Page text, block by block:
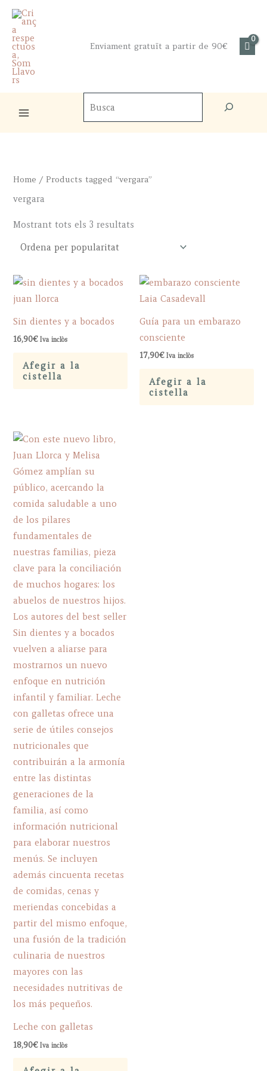
Skip
content
Enviament gratuït a partir de 90€
Home / Products tagged “vergara”
vergara
Mostrant tots els 3 resultats
Sin dientes y a bocados
16,90€ Iva inclòs
Afegir a la
cistella
Guía para un embarazo
consciente
17,90€ Iva inclòs
Afegir a la
cistella
Leche con galletas
18,90€ Iva inclòs